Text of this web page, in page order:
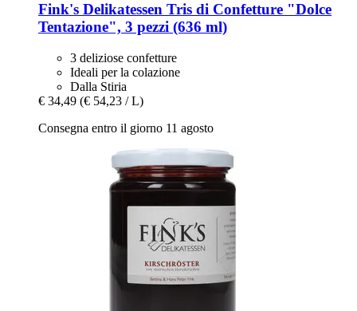
Fink's Delikatessen Tris di Confetture "Dolce
Tentazione", 3 pezzi (636 ml)
3 deliziose confetture
Ideali per la colazione
Dalla Stiria
€ 34,49 (€ 54,23 / L)
Consegna entro il giorno 11 agosto